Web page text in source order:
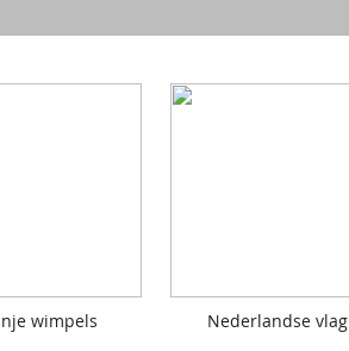
wimpels Nederlandse vlag